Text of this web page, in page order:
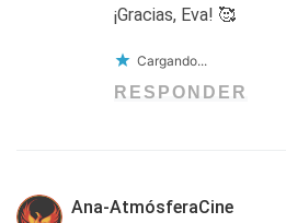
¡Gracias, Eva! 🥰
Cargando...
RESPONDER
Ana-AtmósferaCine